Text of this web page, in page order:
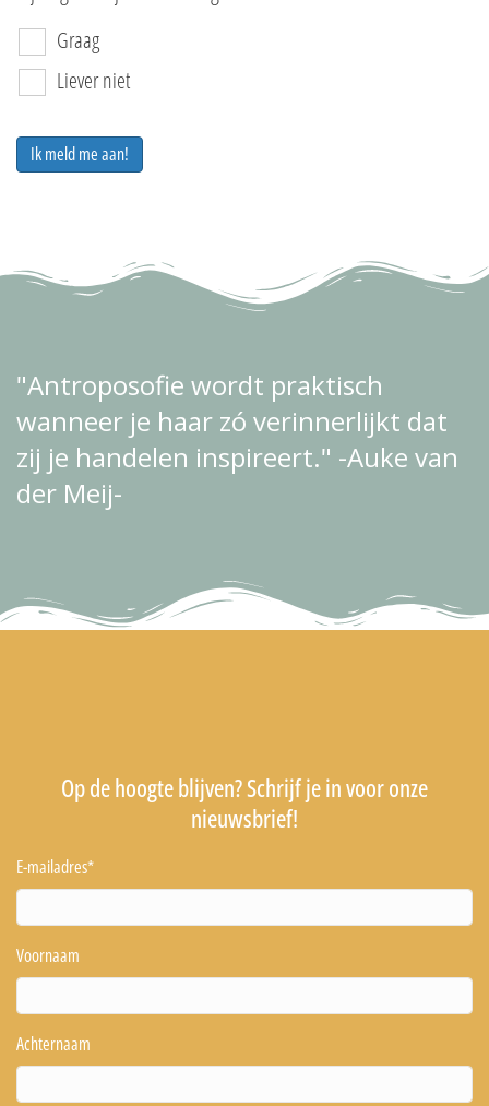
Graag
Liever niet
Ik meld me aan!
"Antroposofie wordt praktisch
wanneer je haar zó verinnerlijkt dat
zij je handelen inspireert." -Auke van
der Meij-
Op de hoogte blijven? Schrijf je in voor onze
nieuwsbrief!
E-mailadres*
Voornaam
Achternaam